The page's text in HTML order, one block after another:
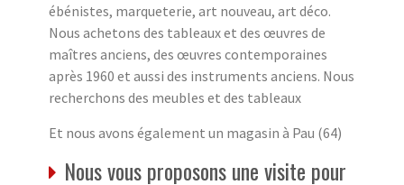
ébénistes, marqueterie, art nouveau, art déco.
Nous achetons des tableaux et des œuvres de
maîtres anciens, des œuvres contemporaines
après 1960 et aussi des instruments anciens. Nous
recherchons des meubles et des tableaux
Et nous avons également un magasin à Pau (64)
Nous vous proposons une visite pour